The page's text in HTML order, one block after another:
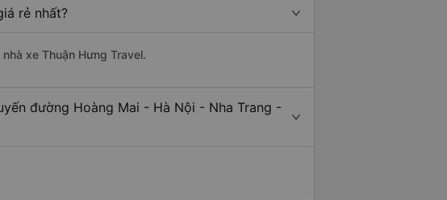
rẻ nhất?
xe Thuận Hưng Travel.
đường Hoàng Mai - Hà Nội - Nha Trang -